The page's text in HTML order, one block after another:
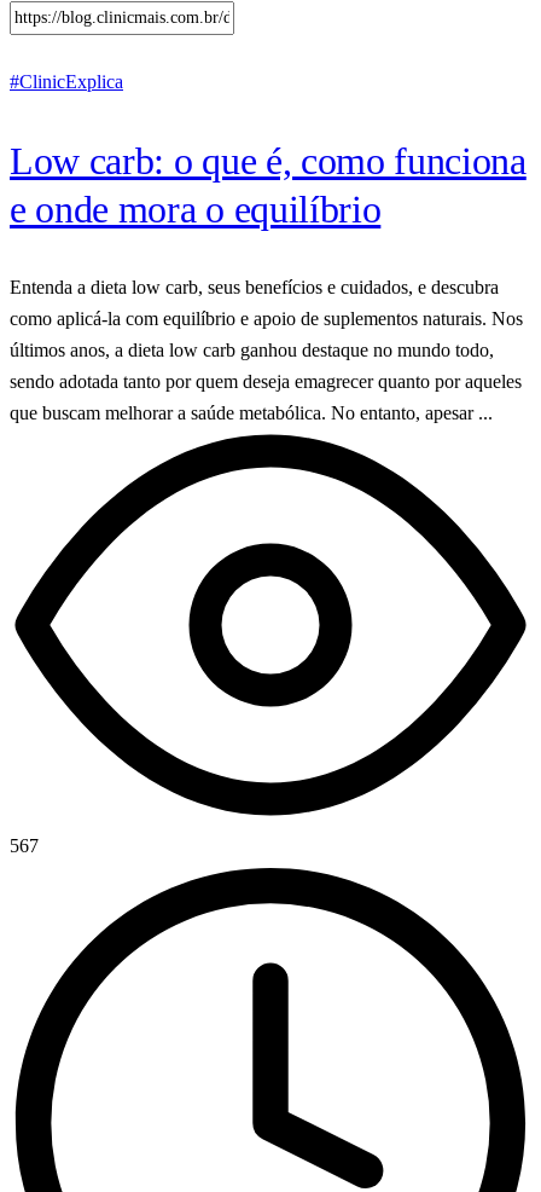
#ClinicExplica
Low carb: o que é, como funciona
e onde mora o equilíbrio
Entenda a dieta low carb, seus benefícios e cuidados, e descubra
como aplicá-la com equilíbrio e apoio de suplementos naturais. Nos
últimos anos, a dieta low carb ganhou destaque no mundo todo,
sendo adotada tanto por quem deseja emagrecer quanto por aqueles
que buscam melhorar a saúde metabólica. No entanto, apesar ...
567